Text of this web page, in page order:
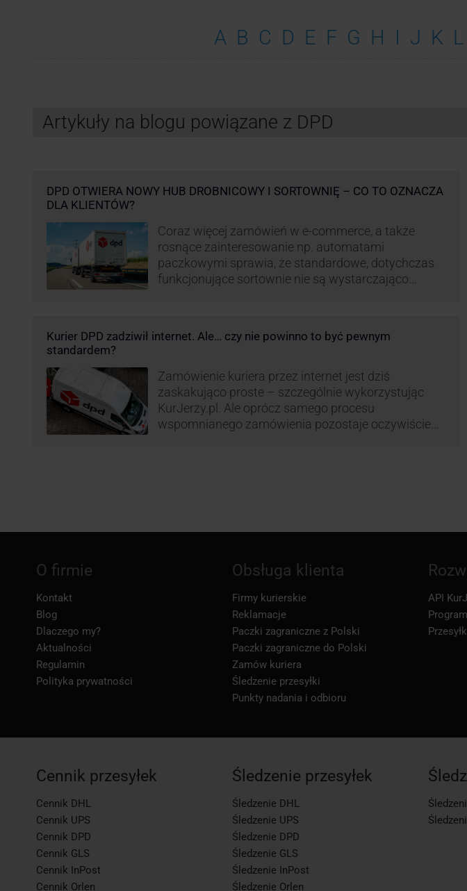
A B C D E F G H I J K L
Artykuły na blogu powiązane z DPD
DPD OTWIERA NOWY HUB DROBNICOWY I SORTOWNIĘ – CO TO OZNACZA
DLA KLIENTÓW?
Coraz więcej zamówień w e-commerce, a także
rosnące zainteresowanie np. automatami
paczkowymi sprawia, że standardowe, dotychczas
funkcjonujące sortownie nie są wystarczająco
nowe centrum transportowo-logistyczne.
taki obiekt DPD w …
Kurier DPD zadziwił internet. Ale… czy nie powinno to być pewnym
standardem?
Zamówienie kuriera przez internet jest dziś
zaskakująco proste – szczególnie wykorzystując
KurJerzy.pl. Ale oprócz samego procesu
wspomnianego zamówienia pozostaje oczywiście
O firmie
Kontakt
Blog
Dlaczego my?
Aktualności
Regulamin
Polityka prywatności
Obsługa klienta
Firmy kurierskie
Reklamacje
Paczki zagraniczne z Polski
Paczki zagraniczne do Polski
Zamów kuriera
Śledzenie przesyłki
Punkty nadania i odbioru
API
Cennik przesyłek
Cennik DHL
Cennik UPS
Cennik DPD
Cennik GLS
Cennik InPost
Cennik Orlen
Śledzenie przesyłek
Śledzenie DHL
Śledzenie UPS
Śledzenie DPD
Śledzenie GLS
Śledzenie InPost
Śledzenie Orlen